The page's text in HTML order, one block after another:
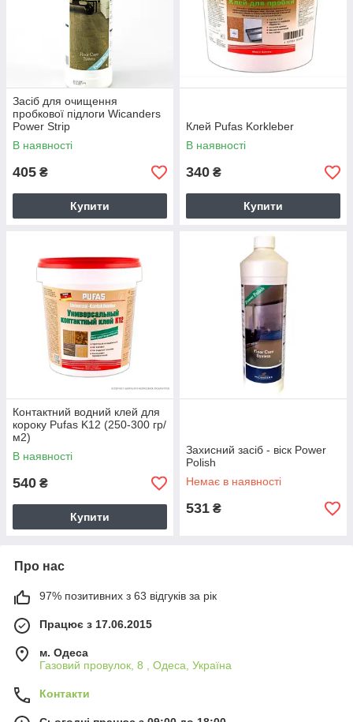
Засіб для очищення
пробкової підлоги Wicanders
Power Strip
В наявності
405 ₴
Купити
Клей Pufas Korkleber
В наявності
340 ₴
Купити
Контактний водний клей для
короку Pufas K12 (250-300 гр/
м2)
В наявності
540 ₴
Купити
Захисний засіб - віск Power
Polish
Немає в наявності
531 ₴
Про нас
97% позитивних з 63 відгуків за рік
Працює з 17.06.2015
м. Одеса
Газовий провулок, 8 , Одеса, Україна
Контакти